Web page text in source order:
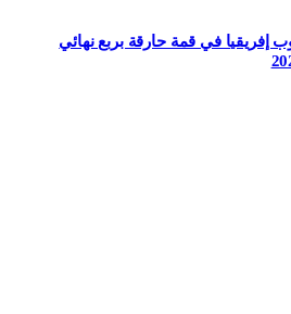
إفريقيا في قمة حارقة بربع نهائي